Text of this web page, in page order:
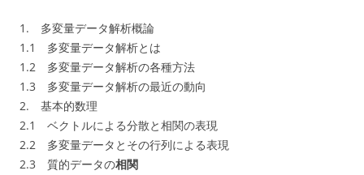
1. 多変量データ解析概論
1.1 多変量データ解析とは
1.2 多変量データ解析の各種方法
1.3 多変量データ解析の最近の動向
2. 基本的数理
2.1 ベクトルによる分散と相関の表現
2.2 多変量データとその行列による表現
2.3 質的データの相関